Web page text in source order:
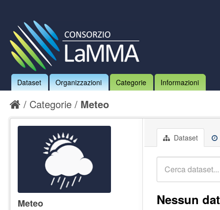
Dataset Organizzazioni Categorie Informazioni
Categorie Meteo
Dataset
Nessun
Meteo